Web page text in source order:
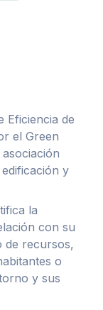
Eficiencia de
el Green
y
la
con su
de recursos,
o
y sus